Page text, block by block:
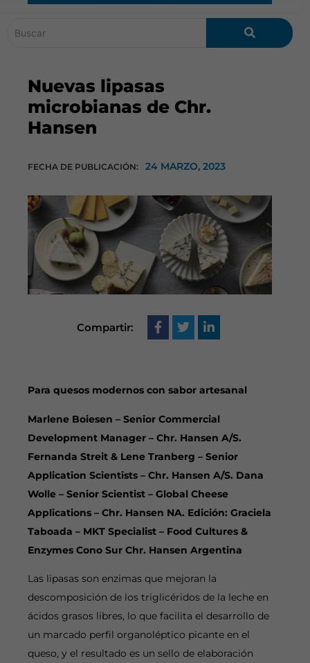
Nuevas lipasas
microbianas de Chr.
Hansen
FECHA DE PUBLICACIÓN: 24 MARZO, 2023
Compartir:
Para quesos modernos con sabor artesanal
Marlene Boiesen – Senior Commercial
Development Manager – Chr. Hansen A/S.
Fernanda Streit & Lene Tranberg – Senior
Application Scientists – Chr. Hansen A/S. Dana
Wolle – Senior Scientist – Global Cheese
Applications – Chr. Hansen NA. Edición: Graciela
Taboada – MKT Specialist – Food Cultures &
Enzymes Cono Sur Chr. Hansen Argentina
Las lipasas son enzimas que mejoran la
descomposición de los triglicéridos de la leche en
ácidos grasos libres, lo que facilita el desarrollo de
un marcado perfil organoléptico picante en el
queso, y el resultado es un sello de elaboración